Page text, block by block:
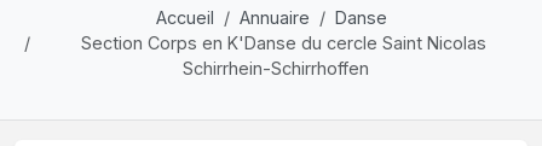
Accueil Annuaire
Danse
Section Corps en K'Danse du cercle Saint Nicolas
Schirrhein-Schirrhoffen